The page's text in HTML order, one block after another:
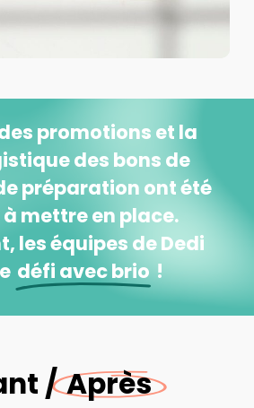
promotions et la
des bons de
préparation ont été
mettre en place.
les équipes de Dedi
défi avec brio!
/Après